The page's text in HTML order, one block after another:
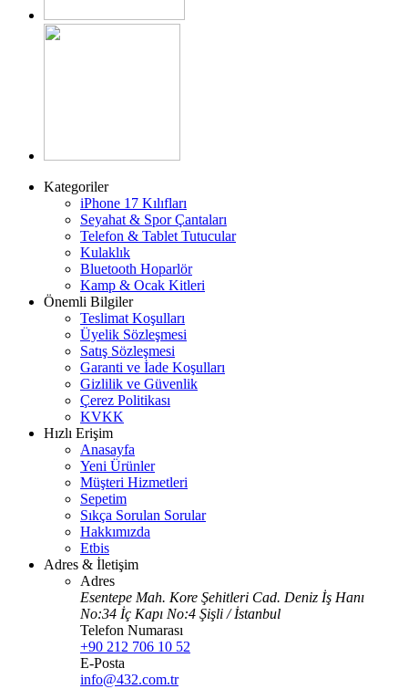
Kategoriler
iPhone 17 Kılıfları
Seyahat & Spor Çantaları
Telefon & Tablet Tutucular
Kulaklık
Bluetooth Hoparlör
Kamp & Ocak Kitleri
Önemli Bilgiler
Teslimat Koşulları
Üyelik Sözleşmesi
Satış Sözleşmesi
Garanti ve İade Koşulları
Gizlilik ve Güvenlik
Çerez Politikası
KVKK
Hızlı Erişim
Anasayfa
Yeni Ürünler
Müşteri Hizmetleri
Sepetim
Sıkça Sorulan Sorular
Hakkımızda
Etbis
Adres & İletişim
Adres
Esentepe Mah. Kore Şehitleri Cad. Deniz İş Hanı
No:34 İç Kapı No:4 Şişli / İstanbul
Telefon Numarası
+90 212 706 10 52
E-Posta
info@432.com.tr